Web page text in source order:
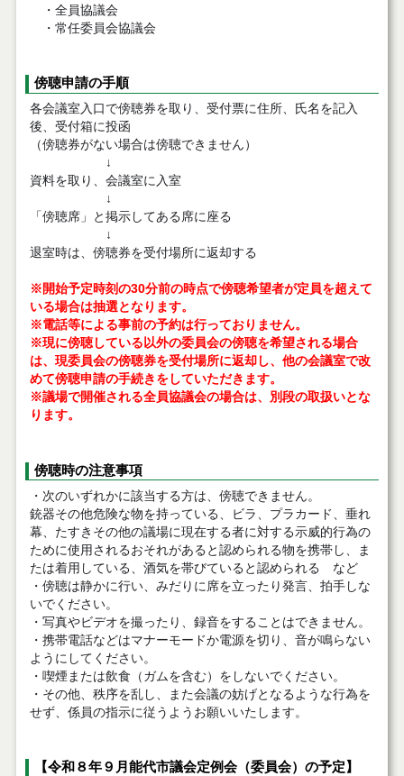
・全員協議会
・常任委員会協議会
傍聴申請の手順
各会議室入口で傍聴券を取り、受付票に住所、氏名を記入
後、受付箱に投函
（傍聴券がない場合は傍聴できません）
↓
資料を取り、会議室に入室
↓
「傍聴席」と掲示してある席に座る
↓
退室時は、傍聴券を受付場所に返却する
※開始予定時刻の30分前の時点で傍聴希望者が定員を超えて
いる場合は抽選となります。
※電話等による事前の予約は行っておりません。
※現に傍聴している以外の委員会の傍聴を希望される場合
は、現委員会の傍聴券を受付場所に返却し、他の会議室で改
めて傍聴申請の手続きをしていただきます。
※議場で開催される全員協議会の場合は、別段の取扱いとな
ります。
傍聴時の注意事項
・次のいずれかに該当する方は、傍聴できません。
銃器その他危険な物を持っている、ビラ、プラカード、垂れ
幕、たすきその他の議場に現在する者に対する示威的行為の
ために使用されるおそれがあると認められる物を携帯し、ま
たは着用している、酒気を帯びていると認められる など
・傍聴は静かに行い、みだりに席を立ったり発言、拍手しな
いでください。
・写真やビデオを撮ったり、録音をすることはできません。
・携帯電話などはマナーモードか電源を切り、音が鳴らない
ようにしてください。
・喫煙または飲食（ガムを含む）をしないでください。
・その他、秩序を乱し、また会議の妨げとなるような行為を
せず、係員の指示に従うようお願いいたします。
【令和８年９月能代市議会定例会（委員会）の予定】